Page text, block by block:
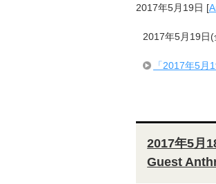
2017年5月19日 [
2017年5月19日
「2017年5
2017年5月
Guest